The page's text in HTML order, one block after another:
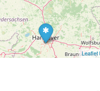
Leaflet